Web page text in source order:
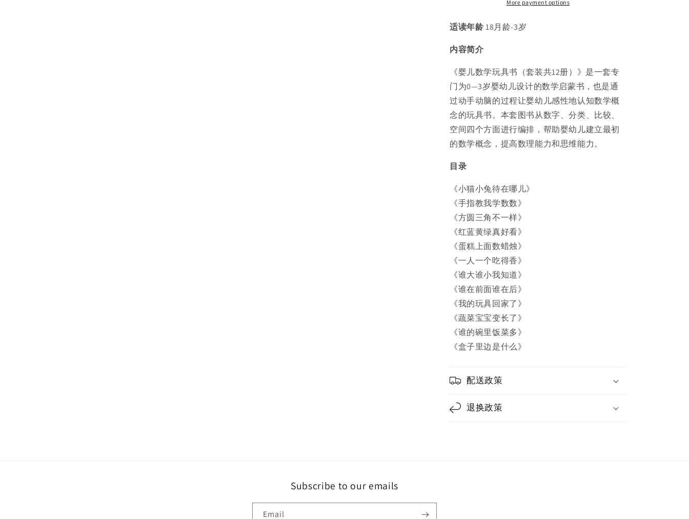
书
12
书
More payment options
适读年龄18月龄-3岁
内容简介
《婴儿数学玩具书（套装共12册）》是一套专
门为0—3岁婴幼儿设计的数学启蒙书，也是通
过动手动脑的过程让婴幼儿感性地认知数学概
念的玩具书。本套图书从数字、分类、比较、
空间四个方面进行编排，帮助婴幼儿建立最初
的数学概念，提高数理能力和思维能力。
目录
《小猫小兔待在哪儿》
《手指教我学数数》
《方圆三角不一样》
《红蓝黄绿真好看》
《蛋糕上面数蜡烛》
《一人一个吃得香》
《谁大谁小我知道》
《谁在前面谁在后》
《我的玩具回家了》
《蔬菜宝宝变长了》
《谁的碗里饭菜多》
《盒子里边是什么》
配送政策
退换政策
Subscribe to our emails
Email